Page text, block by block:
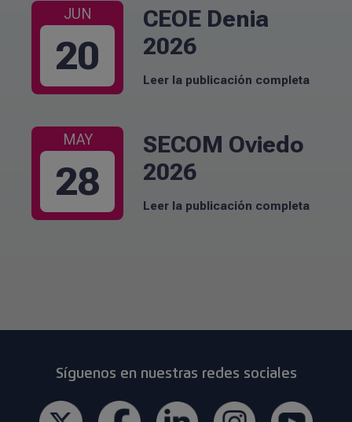
JUN
20
CEOE Denia
2026
Leer la publicación completa
MAY
28
SECOM Oviedo
2026
Leer la publicación completa
Síguenos en nuestras redes sociales